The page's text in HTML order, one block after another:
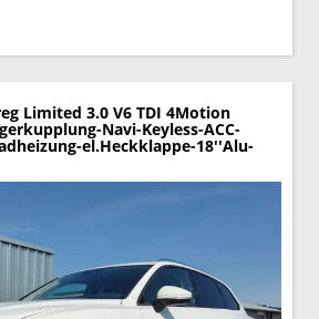
drucken
Limited 3.0 V6 TDI 4Motion
Navi-Keyless-ACC-
el.Heckklappe-18''Alu-